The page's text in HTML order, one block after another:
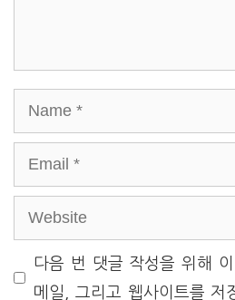
Name
Email
Website
다음 번 댓글 작성을 위해
메일, 그리고 웹사이트를 저